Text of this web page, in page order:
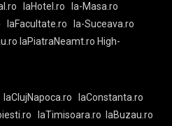
laHotel.ro
la-Masa.ro
laFacultate.ro
la-Suceava.ro
laPiatraNeamt.ro High-
laClujNapoca.ro
laConstanta.ro
laTimisoara.ro
laBuzau.ro